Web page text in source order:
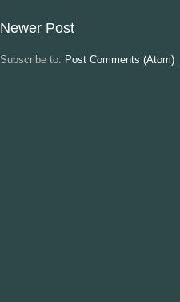
Newer Post
Subscribe to: Post Comments (Atom)